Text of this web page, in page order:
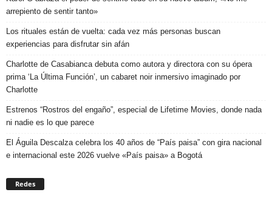
arrepiento de sentir tanto»
Los rituales están de vuelta: cada vez más personas buscan
experiencias para disfrutar sin afán
Charlotte de Casabianca debuta como autora y directora con su ópera
prima ‘La Última Función’, un cabaret noir inmersivo imaginado por
Charlotte
Estrenos “Rostros del engaño”, especial de Lifetime Movies, donde nada
ni nadie es lo que parece
El Águila Descalza celebra los 40 años de “País paisa” con gira nacional
e internacional este 2026 vuelve «País paisa» a Bogotá
Redes